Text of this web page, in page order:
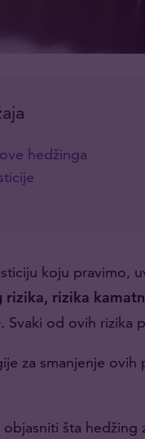
hedžinga
koju pravimo,
rizika, rizika
. Svaki od ovih rizika
za smanjenje
šta hedžing